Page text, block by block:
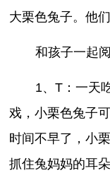
大栗色兔子。他
和孩子一起
1、T：一天
戏，小栗色兔子
时间不早了，小
抓住兔妈妈的耳